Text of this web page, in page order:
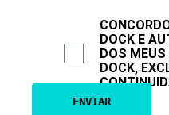
DOCK E
DOS
DOCK,